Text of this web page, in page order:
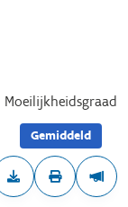
Moeilijkheidsgraad
Gemiddeld